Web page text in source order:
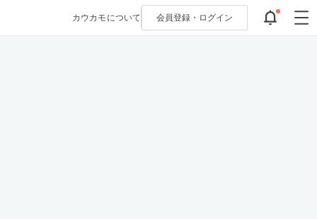
カウカモについて 会員登録・ ログイン